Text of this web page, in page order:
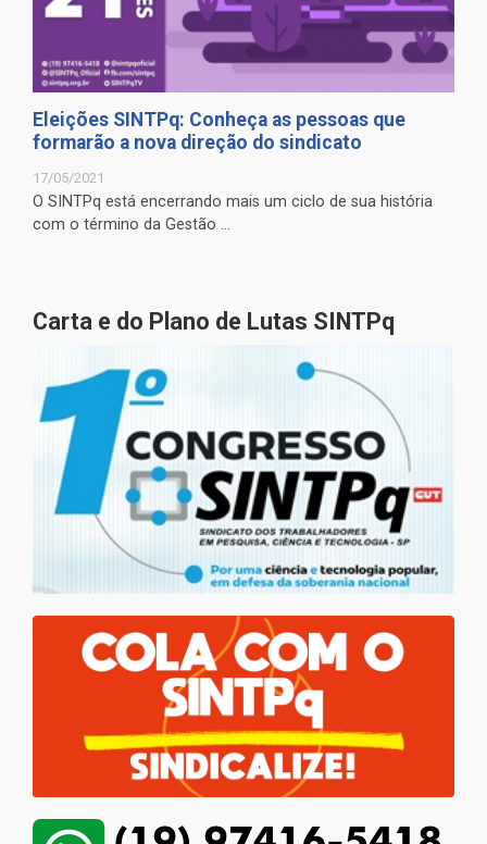
Eleições SINTPq: Conheça as pessoas que
formarão a nova direção do sindicato
17/05/2021
O SINTPq está encerrando mais um ciclo de sua história
com o término da Gestão ...
Carta e do Plano de Lutas SINTPq